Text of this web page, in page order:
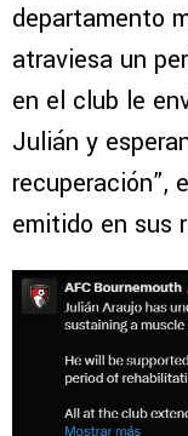
departamento
atraviesa un
en el club le
Julián y
recuperación”,
emitido en sus